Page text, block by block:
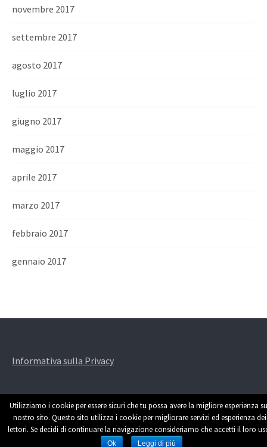
novembre 2017
settembre 2017
agosto 2017
luglio 2017
giugno 2017
maggio 2017
aprile 2017
marzo 2017
febbraio 2017
gennaio 2017
Informativa sulla Privacy
Powered byWordPress | Theme byThemehaus
Utilizziamo i cookie per essere sicuri che tu possa avere la migliore esperienza
nostro sito. Questo sito utilizza i cookie per migliorare servizi ed esperienza dei
lettori. Se decidi di continuare la navigazione consideriamo che accetti il loro
Ok Leggi di più